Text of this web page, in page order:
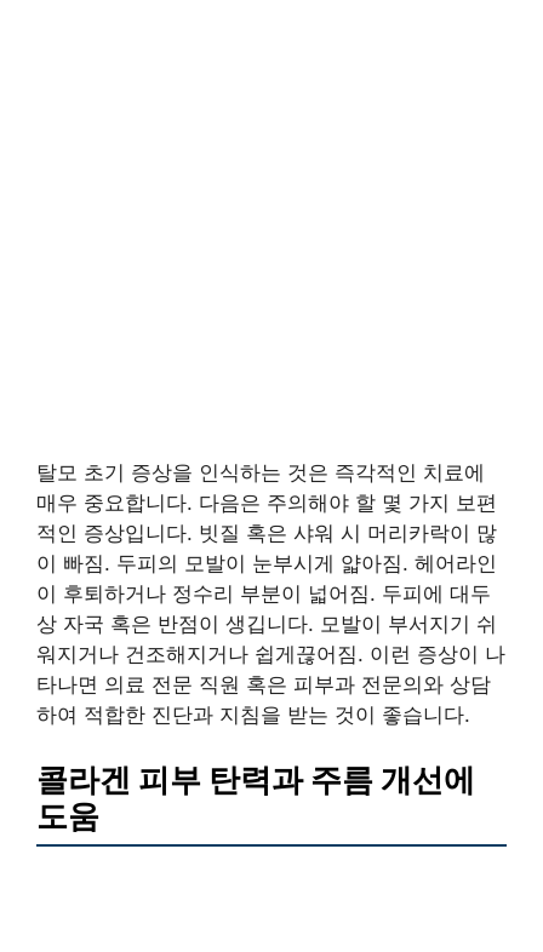
탈모 초기 증상을 인식하는 것은 즉각적인 치료에
매우 중요합니다. 다음은 주의해야 할 몇 가지 보편
적인 증상입니다. 빗질 혹은 샤워 시 머리카락이 많
이 빠짐. 두피의 모발이 눈부시게 얇아짐. 헤어라인
이 후퇴하거나 정수리 부분이 넓어짐. 두피에 대두
상 자국 혹은 반점이 생깁니다. 모발이 부서지기 쉬
워지거나 건조해지거나 쉽게끊어짐. 이런 증상이 나
타나면 의료 전문 직원 혹은 피부과 전문의와 상담
하여 적합한 진단과 지침을 받는 것이 좋습니다.
콜라겐 피부 탄력과 주름 개선에
도움